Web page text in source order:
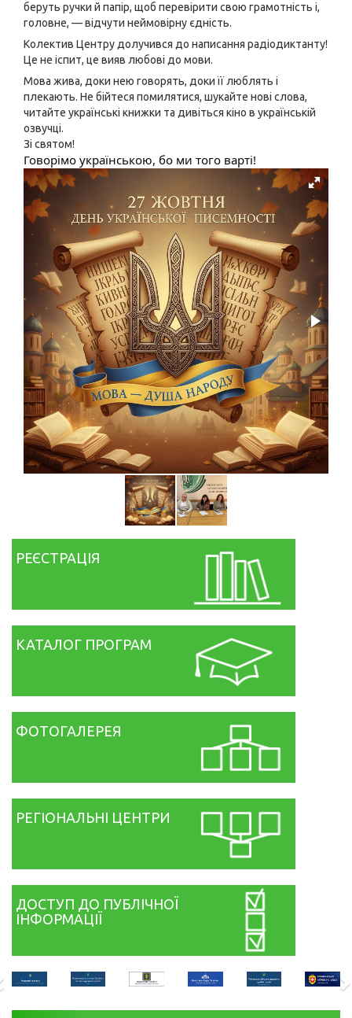
беруть ручки й папір, щоб перевірити свою грамотність і,
головне, — відчути неймовірну єдність.
Колектив Центру долучився до написання радіодиктанту!
Це не іспит, це вияв любові до мови.
Мова жива, доки нею говорять, доки її люблять і
плекають. Не бійтеся помилятися, шукайте нові слова,
читайте українські книжки та дивіться кіно в українській
озвучці.
Зі святом!
Говорімо українською, бо ми того варті!
РЕЄСТРАЦІЯ
КАТАЛОГ ПРОГРАМ
ФОТОГАЛЕРЕЯ
РЕГІОНАЛЬНІ ЦЕНТРИ
ДОСТУП ДО ПУБЛІЧНОЇ
ІНФОРМАЦІЇ